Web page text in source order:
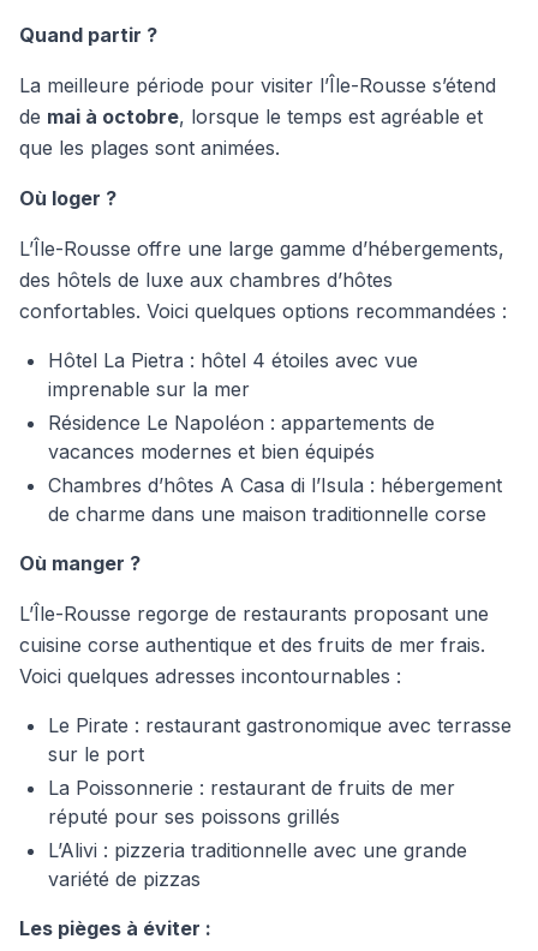
Quand partir ?
La meilleure période pour visiter l’Île-Rousse s’étend
de mai à octobre, lorsque le temps est agréable et
que les plages sont animées.
Où loger ?
L’Île-Rousse offre une large gamme d’hébergements,
des hôtels de luxe aux chambres d’hôtes
confortables. Voici quelques options recommandées :
Hôtel La Pietra : hôtel 4 étoiles avec vue
imprenable sur la mer
Résidence Le Napoléon : appartements de
vacances modernes et bien équipés
Chambres d’hôtes A Casa di l’Isula : hébergement
de charme dans une maison traditionnelle corse
Où manger ?
L’Île-Rousse regorge de restaurants proposant une
cuisine corse authentique et des fruits de mer frais.
Voici quelques adresses incontournables :
Le Pirate : restaurant gastronomique avec terrasse
sur le port
La Poissonnerie : restaurant de fruits de mer
réputé pour ses poissons grillés
L’Alivi : pizzeria traditionnelle avec une grande
variété de pizzas
Les pièges à éviter :